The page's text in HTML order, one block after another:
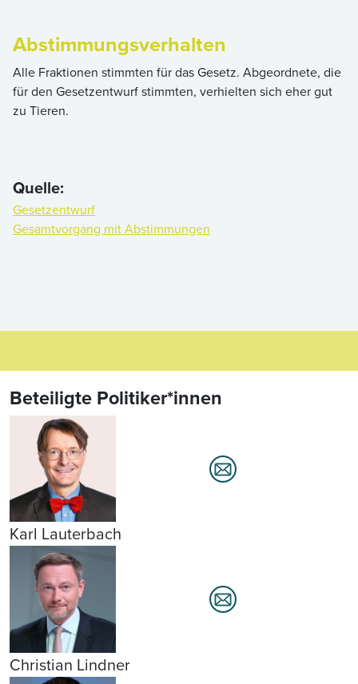
Abstimmungsverhalten
Alle Fraktionen stimmten für das Gesetz. Abgeordnete, die
für den Gesetzentwurf stimmten, verhielten sich eher gut
zu Tieren.
Quelle:
Gesetzentwurf
Gesamtvorgang mit Abstimmungen
Beteiligte Politiker*innen
Karl Lauterbach
Christian Lindner